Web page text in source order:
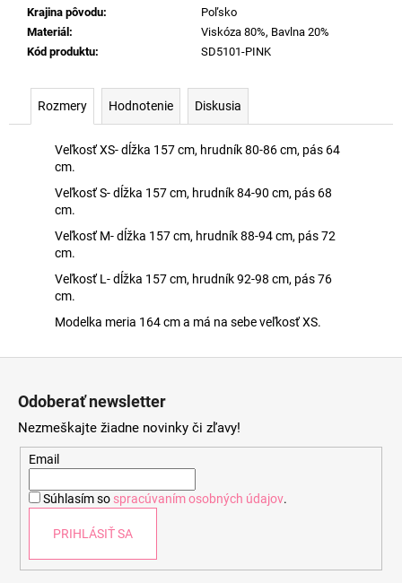
Krajina pôvodu:
Poľsko
Materiál:
Viskóza 80%, Bavlna 20%
Kód produktu: SD5101-PINK
Rozmery Hodnotenie Diskusia
Veľkosť XS- dĺžka 157 cm, hrudník 80-86 cm, pás 64
cm.
Veľkosť S- dĺžka 157 cm, hrudník 84-90 cm, pás 68
cm.
Veľkosť M- dĺžka 157 cm, hrudník 88-94 cm, pás 72
cm.
Veľkosť L- dĺžka 157 cm, hrudník 92-98 cm, pás 76
cm.
Modelka meria 164 cm a má na sebe veľkosť XS.
Odoberať newsletter
Nezmeškajte žiadne novinky či zľavy!
Email
Súhlasím so spracúvaním osobných údajov.
PRIHLÁSIŤ SA